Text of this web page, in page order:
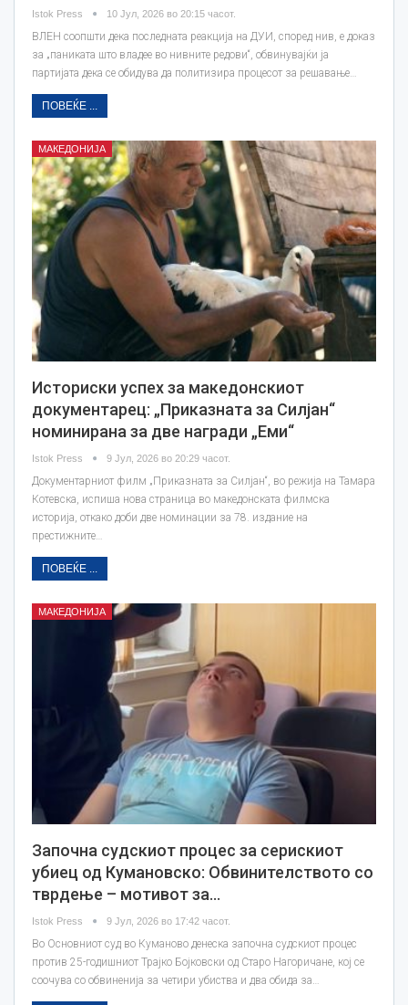
Istok Press 10 Јул, 2026 во 20:15 часот.
ВЛЕН соопшти дека последната реакција на ДУИ, според нив, е доказ
за „паниката што владее во нивните редови“, обвинувајќи ја
партијата дека се обидува да политизира процесот за решавање…
ПОВЕЌЕ ...
МАКЕДОНИЈА
Историски успех за македонскиот
документарец: „Приказната за Силјан“
номинирана за две награди „Еми“
Istok Press 9 Јул, 2026 во 20:29 часот.
Документарниот филм „Приказната за Силјан“, во режија на Тамара
Котевска, испиша нова страница во македонската филмска
историја, откако доби две номинации за 78. издание на
престижните…
ПОВЕЌЕ ...
МАКЕДОНИЈА
Започна судскиот процес за серискиот
убиец од Кумановско: Обвинителството со
тврдење – мотивот за…
Istok Press 9 Јул, 2026 во 17:42 часот.
Во Основниот суд во Куманово денеска започна судскиот процес
против 25-годишниот Трајко Бојковски од Старо Нагоричане, кој се
соочува со обвиненија за четири убиства и два обида за…